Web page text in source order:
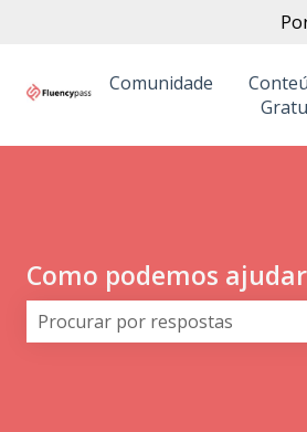
Comunidade
Como podemos